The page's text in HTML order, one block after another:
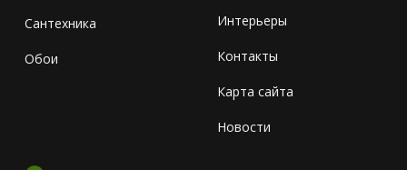
Сантехника
Обои
Интерьеры
Контакты
Карта сайта
Новости